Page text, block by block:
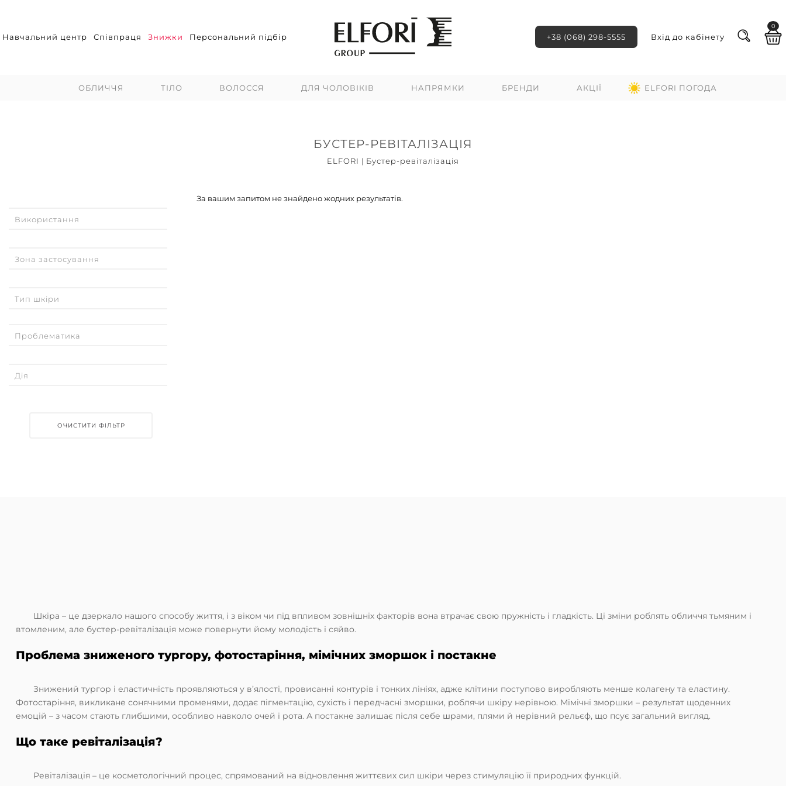
Навчальний центр Співпраця Знижки Персональний підбір +38 (068) 298-5555 Вхід до кабінету
0
ОБЛИЧЧЯ ТІЛО ВОЛОССЯ ДЛЯ ЧОЛОВІКІВ НАПРЯМКИ БРЕНДИ АКЦІЇ ELFORI ПОГОДА
БУСТЕР-РЕВІТАЛІЗАЦІЯ
ELFORI | Бустер-ревіталізація
Використання
Зона застосування
Тип шкіри
Проблематика
Дія
ОЧИСТИТИ ФІЛЬТР
За вашим запитом не знайдено жодних результатів.
Шкіра – це дзеркало нашого способу життя, і з віком чи під впливом зовнішніх факторів вона втрачає свою пружність і гладкість. Ці зміни роблять обличчя тьмяним і
втомленим, але бустер-ревіталізація може повернути йому молодість і сяйво.
Проблема зниженого тургору, фотостаріння, мімічних зморшок і постакне
Знижений тургор і еластичність проявляються у в’ялості, провисанні контурів і тонких лініях, адже клітини поступово виробляють менше колагену та еластину.
Фотостаріння, викликане сонячними променями, додає пігментацію, сухість і передчасні зморшки, роблячи шкіру нерівною. Мімічні зморшки – результат щоденних
емоцій – з часом стають глибшими, особливо навколо очей і рота. А постакне залишає після себе шрами, плями й нерівний рельєф, що псує загальний вигляд.
Що таке ревіталізація?
Ревіталізація – це косметологічний процес, спрямований на відновлення життєвих сил шкіри через стимуляцію її природних функцій.